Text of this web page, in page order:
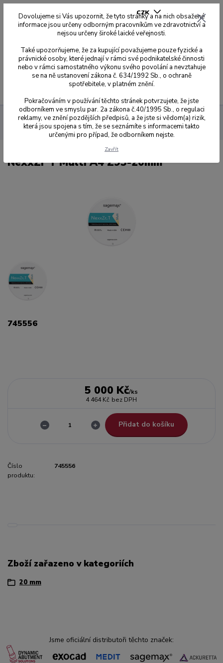
CZK
0,00 Kč
Sagemax zirkonové disky NexxZr T Multi
Z-95 Ø 95 mm se
zářezy
20 mm NexxZr T Multi A4 Z95-20mm
NexxZr T Multi A4 Z95-20mm
745556
5 000 Kč/ks
4 464 Kč bez DPH
Přidat do košíku
Číslo
produktu:
745556
Zboží zařazeno v kategoriích
20 mm
Jsme oficiální distributoři těchto značek:
Dovolujeme si Vás upozornit, že tyto stránky a na nich obsažené
informace jsou určeny odborným pracovníkům ve zdravotnictví a
nejsou určeny široké laické veřejnosti.
Také upozorňujeme, že za kupující považujeme pouze fyzické a
právnické osoby, které jednají v rámci své podnikatelské činnosti
nebo v rámci samostatného výkonu svého povolání a nevztahuje
se na ně ustanovení zákona č. 634/1992 Sb., o ochraně
spotřebitele, v platném znění.
Pokračováním v používání těchto stránek potvrzujete, že jste
odborníkem ve smyslu par. 2a zákona č.40/1995 Sb., o regulaci
reklamy, ve znění pozdějších předpisů, a že jste si vědom(a) rizik,
která jsou spojena s tím, že se seznámíte s informacemi takto
určenými pro případ, že odborníkem nejste.
Zavřít